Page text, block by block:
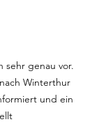
sehr genau vor.
Winterthur
und ein